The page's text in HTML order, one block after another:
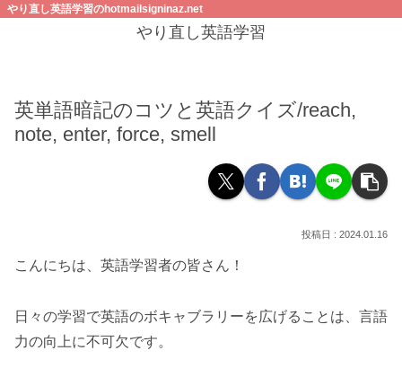
やり直し英語学習のhotmailsigninaz.net
やり直し英語学習
英単語暗記のコツと英語クイズ/reach,
note, enter, force, smell
2024.01.16
こんにちは、英語学習者の皆さん！
日々の学習で英語のボキャブラリーを広げることは、言語
力の向上に不可欠です。